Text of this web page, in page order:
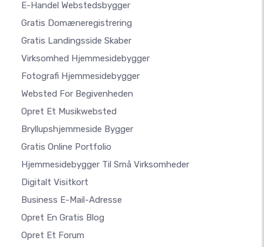
E-Handel Webstedsbygger
Gratis Domæneregistrering
Gratis Landingsside Skaber
Virksomhed Hjemmesidebygger
Fotografi Hjemmesidebygger
Websted For Begivenheden
Opret Et Musikwebsted
Bryllupshjemmeside Bygger
Gratis Online Portfolio
Hjemmesidebygger Til Små Virksomheder
Digitalt Visitkort
Business E-Mail-Adresse
Opret En Gratis Blog
Opret Et Forum